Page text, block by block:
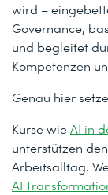
wird –
Governance,
und begleitet
Kompetenzen
Genau hier
Kurse wieAI in
unterstützen
Arbeitsalltag.
AI